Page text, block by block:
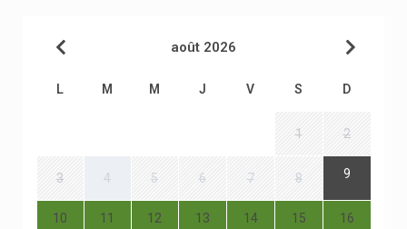
août 2026
L M M J V S D
1 2
3 4 5 6 7 8 9
10 11 12 13 14 15 16